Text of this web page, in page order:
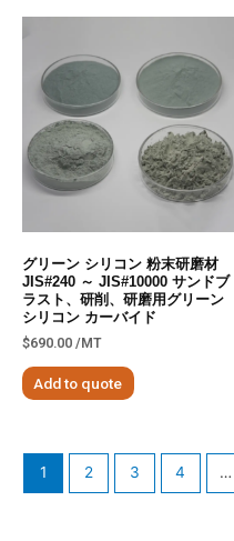
グリーン シリコン 粉末研磨材
JIS#240 ～ JIS#10000 サンドブ
ラスト、研削、研磨用グリーン
シリコン カーバイド
$690.00 /MT
Add to quote
1 2 3 4 …